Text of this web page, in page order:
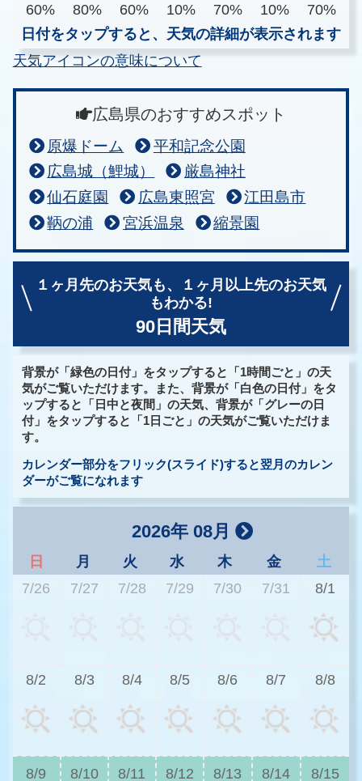
60%
80% 60% 10% 70% 10%
70%
日付をタップすると、天気の詳細が表示されます
天気アイコンの意味について
広島県のおすすめスポット
原爆ドーム
平和記念公園
広島城（鯉城）
厳島神社
仙石庭園
広島東照宮
江田島市
鞆の浦
宮浜温泉 縮景園
１ヶ月先のお天気も、
１ヶ月以上先のお天気
もわかる!
90日間天気
背景が「緑色の日付」をタップすると「1時間ごと」の天
気がご覧いただけます。また、背景が「白色の日付」をタ
ップすると「日中と夜間」の天気、背景が「グレーの日
付」をタップすると「1日ごと」の天気がご覧いただけま
す。
カレンダー部分をフリック(スライド)すると翌月のカレン
ダーがご覧になれます
2026年 08月
日 月 火 水 木 金
土
7/26
7/27 7/28 7/29 7/30 7/31 8/1
8/2 8/3 8/4 8/5 8/6 8/7 8/8
8/9 8/10 8/11 8/12 8/13 8/14 8/15